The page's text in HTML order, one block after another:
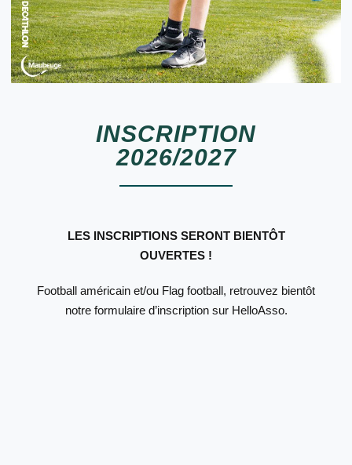
INSCRIPTION
2026/2027
LES INSCRIPTIONS SERONT BIENTÔT
OUVERTES !
Football américain et/ou Flag football, retrouvez bientôt
notre formulaire d’inscription sur HelloAsso.